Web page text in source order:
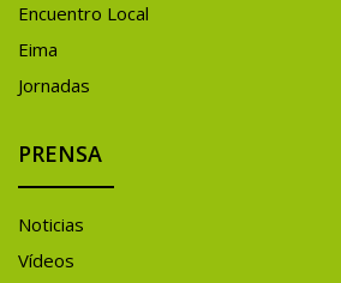
Encuentro Local
Eima
Jornadas
PRENSA
Noticias
Vídeos